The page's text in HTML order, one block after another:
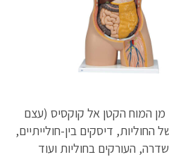
המוח הקטן אל קוקסיס (עצם
דיסקים בין-חולייתיים,
העורקים בחוליות ועוד